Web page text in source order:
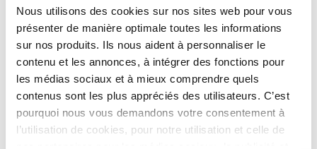
Nous utilisons des cookies sur nos sites web pour vous
présenter de manière optimale toutes les informations
sur nos produits. Ils nous aident à personnaliser le
contenu et les annonces, à intégrer des fonctions pour
les médias sociaux et à mieux comprendre quels
contenus sont les plus appréciés des utilisateurs. C’est
pourquoi nous vous demandons votre consentement à
l’utilisation de cookies, pour notre utilisation et celle de
Votre message